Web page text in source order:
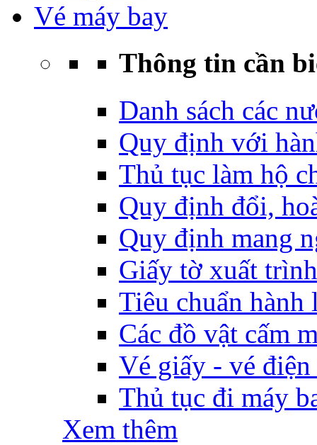
Vé máy bay
Thông tin cần
Danh sách các
Quy định với
Thủ tục làm hộ
Quy định đổi,
Quy định mang
Giấy tờ xuất
Tiêu chuẩn
Các đồ vật cấm
Vé giấy - vé
Thủ tục đi máy
Xem thêm